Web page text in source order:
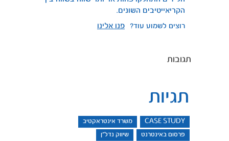
הקריאייטיבים השונים.
רוצים לשמוע עוד?
פנו אלינו
תגובות
תגיות
CASE STUDY משרד אינטראקטיב
פרסום באינטרנט שיווק נדל"ן